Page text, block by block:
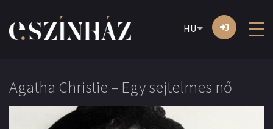
HU
Agatha Christie – Egy sejtelmes nő